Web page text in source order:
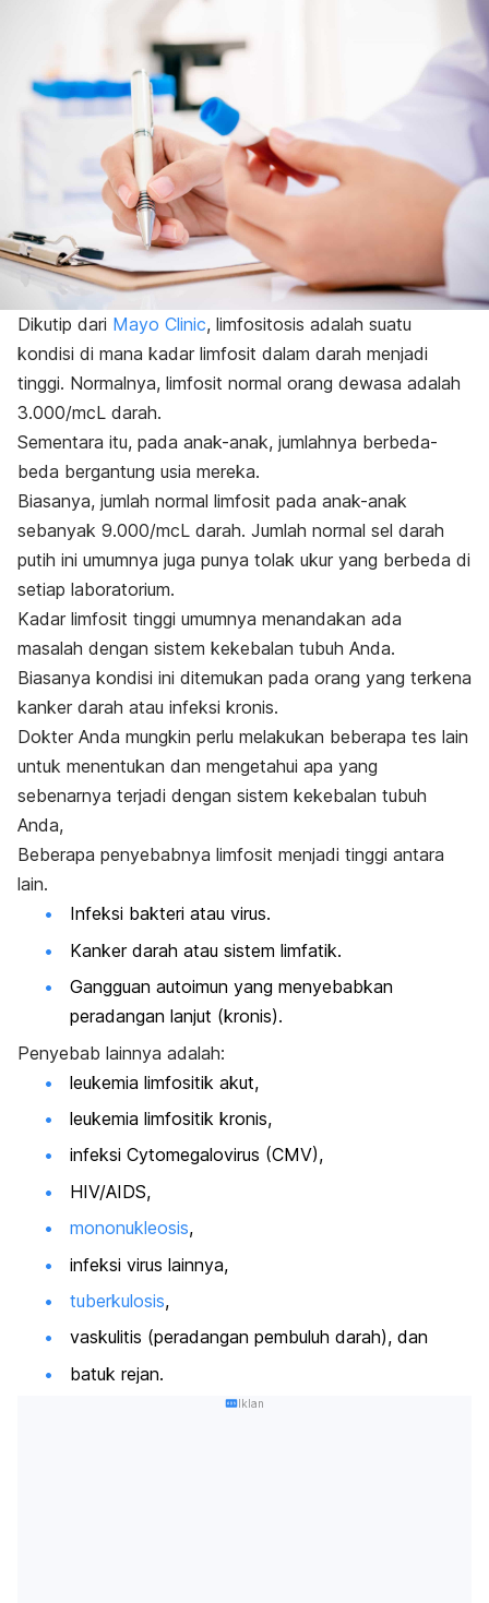
Dikutip dari Mayo Clinic, limfositosis adalah suatu
kondisi di mana kadar limfosit dalam darah menjadi
tinggi. Normalnya, limfosit normal orang dewasa adalah
3.000/mcL darah.
Sementara itu, pada anak-anak, jumlahnya berbeda-
beda bergantung usia mereka.
Biasanya, jumlah normal limfosit pada anak-anak
sebanyak 9.000/mcL darah. Jumlah normal sel darah
putih ini umumnya juga punya tolak ukur yang berbeda di
setiap laboratorium.
Kadar limfosit tinggi umumnya menandakan ada
masalah dengan sistem kekebalan tubuh Anda.
Biasanya kondisi ini ditemukan pada orang yang terkena
kanker darah atau infeksi kronis.
Dokter Anda mungkin perlu melakukan beberapa tes lain
untuk menentukan dan mengetahui apa yang
sebenarnya terjadi dengan sistem kekebalan tubuh
Anda,
Beberapa penyebabnya limfosit menjadi tinggi antara
lain.
Infeksi bakteri atau virus.
Kanker darah atau sistem limfatik.
Gangguan autoimun yang menyebabkan
peradangan lanjut (kronis).
Penyebab lainnya adalah:
leukemia limfositik akut,
leukemia limfositik kronis,
infeksi Cytomegalovirus (CMV),
HIV/AIDS,
mononukleosis,
infeksi virus lainnya,
tuberkulosis,
vaskulitis (peradangan pembuluh darah), dan
batuk rejan.
Iklan